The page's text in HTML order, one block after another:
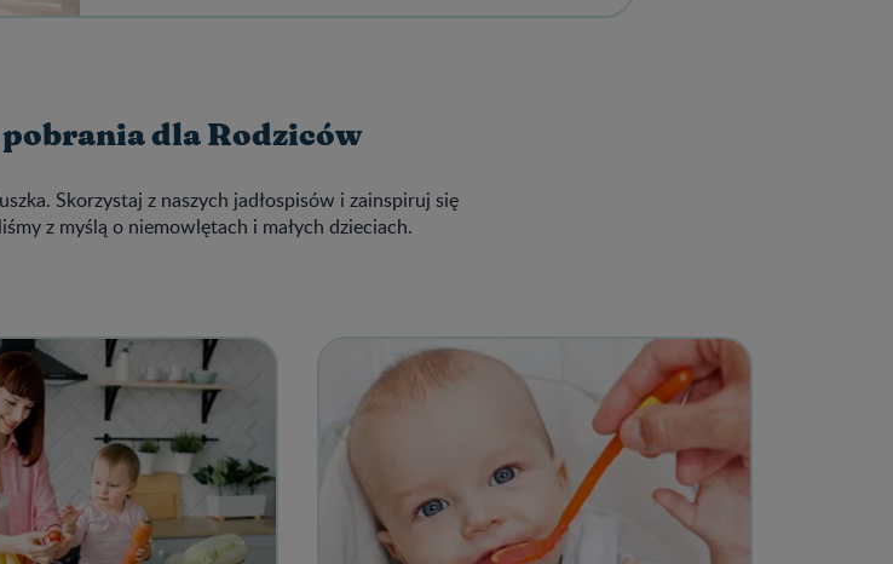
dla Rodziców
Skorzystaj z naszych jadłospisów i zainspiruj się
z myślą o niemowlętach i małych dzieciach.